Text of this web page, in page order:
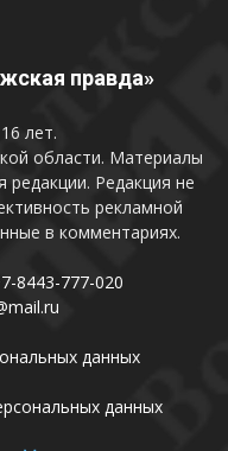
правда»
лет.
области. Материалы
редакции. Редакция не
рекламной
в комментариях.
8443-777-020
данных
данных